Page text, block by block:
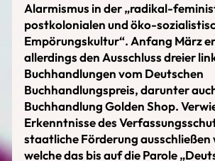
Alarmismus in der „radikal-
postkolonialen und öko-
Empörungskultur“. Anfang März
allerdings den Ausschluss dreier
Buchhandlungen vom Deutschen
Buchhandlungspreis, darunter
Buchhandlung Golden Shop.
Erkenntnisse des
staatliche Förderung ausschließen
welche das bis auf die Parole